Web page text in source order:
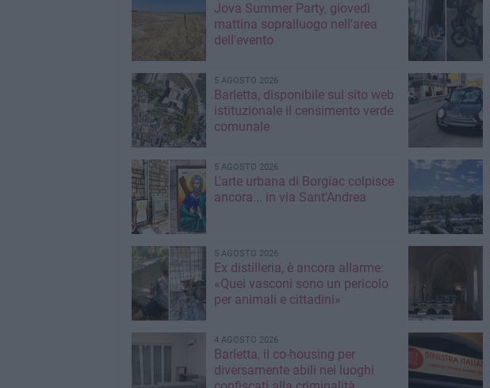
Jova Summer Party, giovedì
mattina sopralluogo nell'area
dell'evento
5 AGOSTO 2026
Barletta, disponibile sul sito web
istituzionale il censimento verde
comunale
5 AGOSTO 2026
L'arte urbana di Borgiac colpisce
ancora... in via Sant'Andrea
5 AGOSTO 2026
Ex distilleria, è ancora allarme:
«Quei vasconi sono un pericolo
per animali e cittadini»
4 AGOSTO 2026
Barletta, il co-housing per
diversamente abili nei luoghi